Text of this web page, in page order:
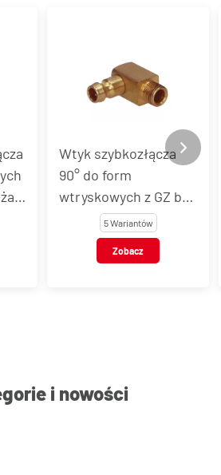
i
Wtyk szybkozłącza
90° do form
wtryskowych z GZ bez
zaworu, DYROS seria
5 Wariantów
Zobacz
i nowości